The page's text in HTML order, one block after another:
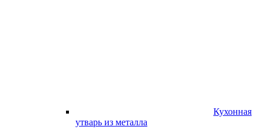
Кухонная
утварь из металла